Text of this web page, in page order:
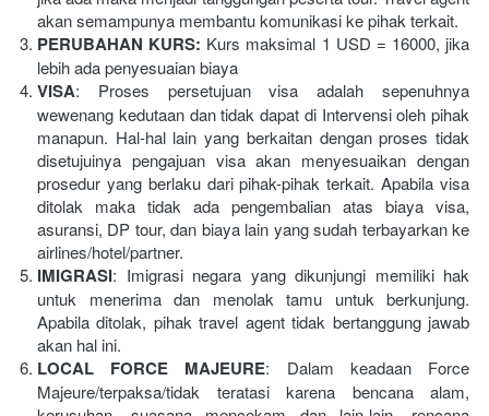
akan semampunya membantu komunikasi ke pihak terkait.
PERUBAHAN KURS: Kurs maksimal 1 USD = 16000, jika
lebih ada penyesuaian biaya
VISA: Proses persetujuan visa adalah sepenuhnya
wewenang kedutaan dan tidak dapat di Intervensi oleh pihak
manapun. Hal-hal lain yang berkaitan dengan proses tidak
disetujuinya pengajuan visa akan menyesuaikan dengan
prosedur yang berlaku dari pihak-pihak terkait. Apabila visa
ditolak maka tidak ada pengembalian atas biaya visa,
asuransi, DP tour, dan biaya lain yang sudah terbayarkan ke
airlines/hotel/partner.
IMIGRASI: Imigrasi negara yang dikunjungi memiliki hak
untuk menerima dan menolak tamu untuk berkunjung.
Apabila ditolak, pihak travel agent tidak bertanggung jawab
akan hal ini.
LOCAL FORCE MAJEURE: Dalam keadaan Force
Majeure/terpaksa/tidak teratasi karena bencana alam,